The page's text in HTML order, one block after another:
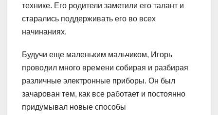
технике. Его родители заметили его талант и
старались поддерживать его во всех
начинаниях.
Будучи еще маленьким мальчиком, Игорь
проводил много времени собирая и разбирая
различные электронные приборы. Он был
зачарован тем, как все работает и постоянно
придумывал новые способы